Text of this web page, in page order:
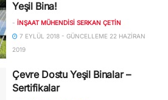
Yeşil Bina!
- İNŞAAT MÜHENDISI SERKAN ÇETİN
7 EYLÜL 2018 - GÜNCELLEME 22 HAZIRAN
2019
Çevre Dostu Yeşil Binalar –
Sertifikalar